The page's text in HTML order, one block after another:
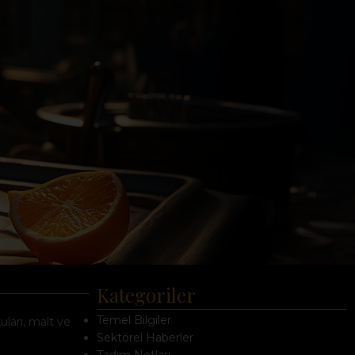
malt ve
Kategoriler
Temel Bilgiler
Sektörel Haberler